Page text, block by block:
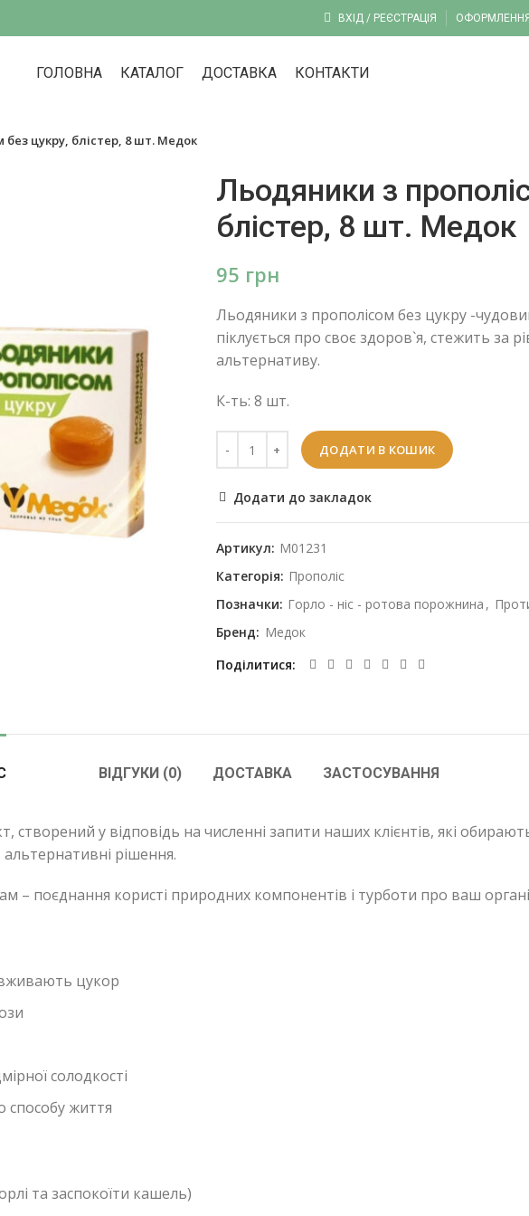
ВХІД / РЕЄСТРАЦІЯ
ГОЛОВНА КАТАЛОГ ДОСТАВКА КОНТАКТИ
цукру, блістер, 8 шт. Медок
Льодяники з
блістер, 8 шт. Медок
грн
Льодяники з прополісом без цукру -
піклується про своє здоров`я, стежить за
альтернативу.
К-ть: 8 шт.
ДОДАТИ В КОШИК
Додати до закладок
Артикул: M01231
Категорія: Прополіс
Позначки: Горло - ніс - ротова порожнина ,
Бренд: Медок
Поділитися
ВІДГУКИ (0) ДОСТАВКА ЗАСТОСУВАННЯ
у відповідь на численні запити наших клієнтів, які
рішення.
– поєднання користі природних компонентів і турботи про ваш
цукор
солодкості
способу життя
та заспокоїти кашель)